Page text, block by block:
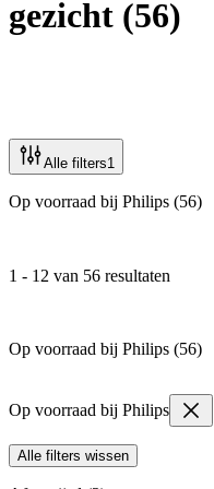
gezicht (56)
Alle filters1
Op voorraad bij Philips (56)
1 - 12 van 56 resultaten
Op voorraad bij Philips (56)
Op voorraad bij Philips
Alle filters wissen